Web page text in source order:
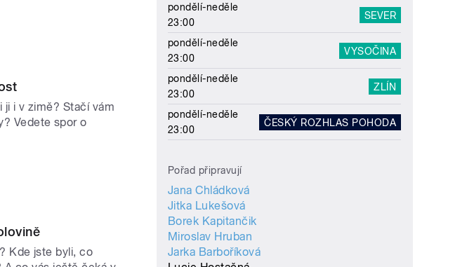
i v zimě? Stačí vám
Vedete spor o
Kde jste byli, co
pondělí-neděle
23:00
SEVER
pondělí-neděle
23:00
VYSOČINA
pondělí-neděle
23:00
ZLÍN
pondělí-neděle
23:00
ČESKÝ ROZHLAS POHODA
Pořad připravují
Jana Chládková
Jitka Lukešová
Borek Kapitančik
Miroslav Hruban
Jarka Barboříková